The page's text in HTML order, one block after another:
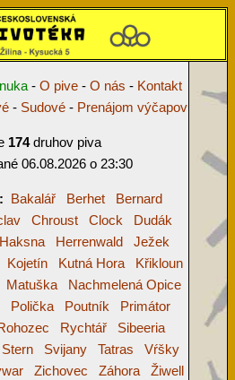
- O pive- O nás - Kontakt
- Sudové - Prenájom výčapov
174druhov piva
06.08.2026 o 23:30
Bakalář Berhet
Bernard
Chroust Clock
Dudák
Haksna Herrenwald
Ježek
Kojetín Kutná Hora
Křikloun
Matuška
Nachmelená Opice
Polička Poutník
Primátor
Rychtář
Sibeeria
Stern Svijany Tatras
Vŕšky
Zichovec Záhora
Žiwell